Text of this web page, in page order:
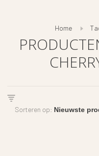
Home
Sorteren op: